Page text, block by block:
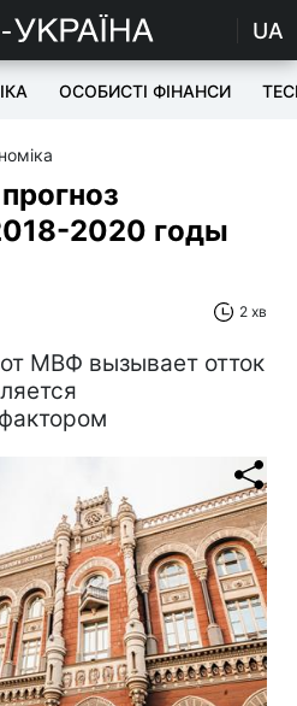
UA
ОСОБИСТІ ФІНАНСИ
2020 годы
2 хв
МВФ вызывает отток